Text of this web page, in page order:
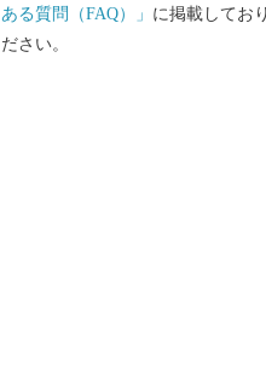
ある質問（FAQ）」 に掲載してお
ださい。